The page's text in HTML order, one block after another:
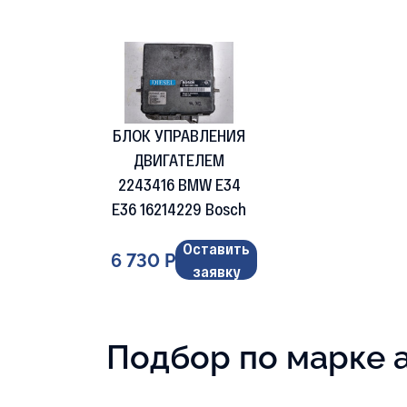
БЛОК УПРАВЛЕНИЯ
ДВИГАТЕЛЕМ
2243416 BMW E34
E36 16214229 Bosch
6 730 Р
Оставить
заявку
Подбор по марке